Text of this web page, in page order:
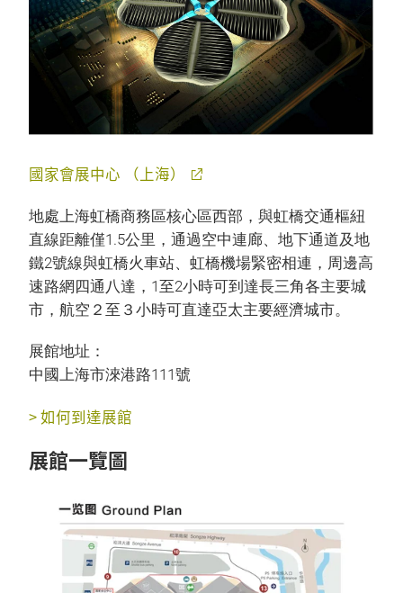
國家會展中心 （上海）
地處上海虹橋商務區核心區西部，與虹橋交通樞紐
直線距離僅1.5公里，通過空中連廊、地下通道及地
鐵2號線與虹橋火車站、虹橋機場緊密相連，周邊高
速路網四通八達，1至2小時可到達長三角各主要城
市，航空２至３小時可直達亞太主要經濟城市。
展館地址：
中國上海市淶港路111號
> 如何到達展館
展館一覽圖